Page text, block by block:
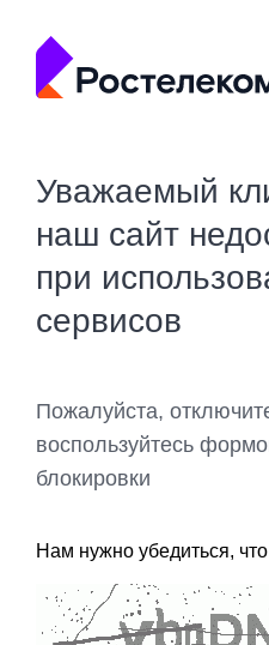
Уважаемый
наш сайт
при
сервисов
Пожалуйста,
воспользуйтесь
блокировки
Нам нужно убедиться,